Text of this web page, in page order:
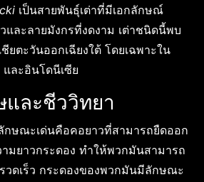
เป็นสายพันธุ์เต่าที่มีเอกลักษณ์
และลายมังกรที่งดงาม เต่าชนิดนี้พบ
ยตะวันออกเฉียงใต้ โดยเฉพาะใน
และอินโดนีเซีย
ละชีววิทยา
กษณะเด่นคือคอยาวที่สามารถยืดออก
มยาวกระดอง ทำให้พวกมันสามารถ
วดเร็ว กระดองของพวกมันมีลักษณะ